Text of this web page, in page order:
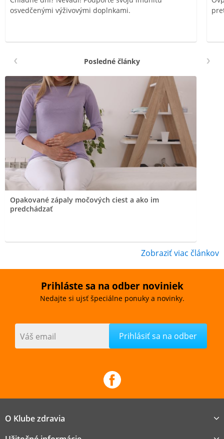
osvedčenými výživovými doplnkami.
Posledné články
Opakované zápaly močových ciest a ako im
predchádzať
Zobraziť viac článkov
Prihláste sa na odber noviniek
Nedajte si ujsť špeciálne ponuky a novinky.
Váš email
O Klube zdravia